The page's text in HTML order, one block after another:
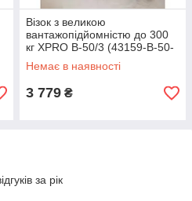
Візок з великою
вантажопідйомністю до 300
кг XPRO B-50/3 (43159-B-50-
3_1802)
Немає в наявності
3 779 ₴
за рік